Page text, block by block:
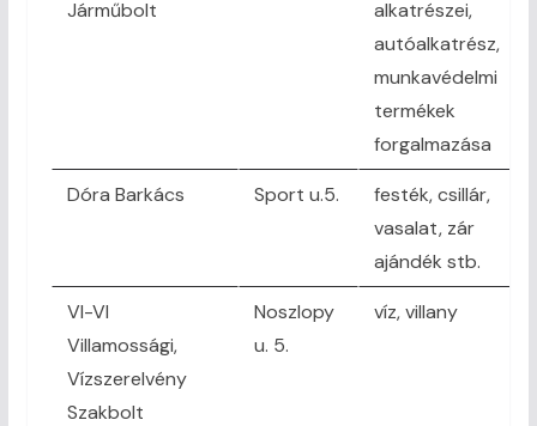
Járműbolt
alkatrészei,
autóalkatrész,
munkavédelmi
termékek
forgalmazása
Dóra Barkács
Sport u.5.
festék, csillár,
vasalat, zár
ajándék stb.
VI-VI
Villamossági,
Vízszerelvény
Szakbolt
Noszlopy
u. 5.
víz, villany